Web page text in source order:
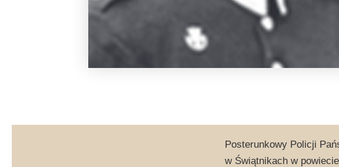
Posterunkowy Policji
w Świątnikach w